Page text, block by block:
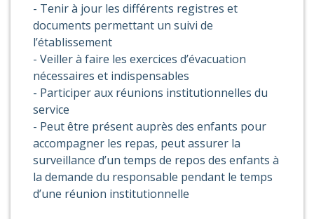
- Tenir à jour les différents registres et
documents permettant un suivi de
l’établissement
- Veiller à faire les exercices d’évacuation
nécessaires et indispensables
- Participer aux réunions institutionnelles du
service
- Peut être présent auprès des enfants pour
accompagner les repas, peut assurer la
surveillance d’un temps de repos des enfants à
la demande du responsable pendant le temps
d’une réunion institutionnelle